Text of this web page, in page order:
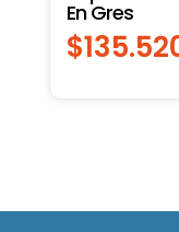
En Gres
$